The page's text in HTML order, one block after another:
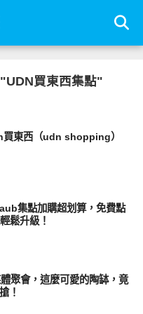
買東西集點"
東西（udn shopping）
集點加購超划算，免費點
鬆升級！
聚會，這麼可愛的陶缽，竟
！